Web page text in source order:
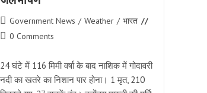
Post
category:
Government News / Weather / भारत
Post0 Comments
24 घंटे में 116 मिमी वर्षा के बाद नाशिक में गोदावरी
नदी का खतरे का निशान पार होना। 1 मृत, 210